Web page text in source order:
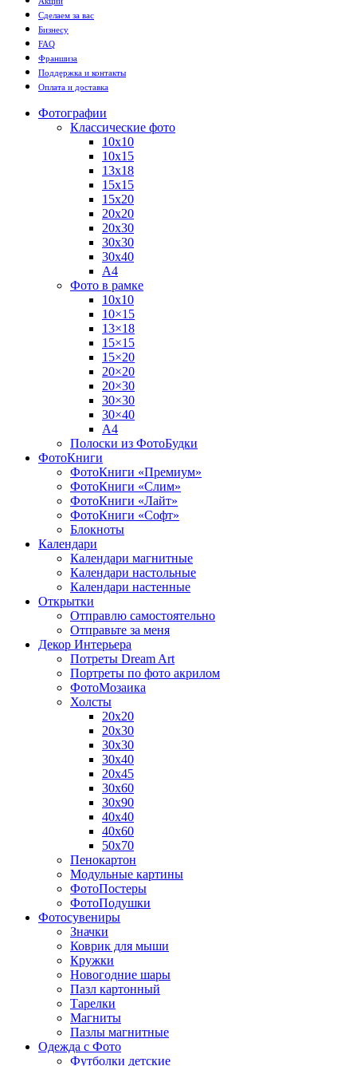
Сделаем за вас
Бизнесу
FAQ
Франшиза
Поддержка и контакты
Оплата и доставка
Фотографии
Классические фото
10х10
10х15
13х18
15х15
15х20
20х20
20х30
30х30
30х40
А4
Фото в рамке
10х10
10×15
13×18
15×15
15×20
20×20
20×30
30×30
30×40
A4
Полоски из ФотоБудки
ФотоКниги
ФотоКниги «Премиум»
ФотоКниги «Слим»
ФотоКниги «Лайт»
ФотоКниги «Софт»
Блокноты
Календари
Календари магнитные
Календари настольные
Календари настенные
Открытки
Отправлю самостоятельно
Отправьте за меня
Декор Интерьера
Потреты Dream Art
Портреты по фото акрилом
ФотоМозаика
Холсты
20х20
20х30
30х30
30х40
20х45
30х60
30х90
40х40
40х60
50х70
Пенокартон
Модульные картины
ФотоПостеры
ФотоПодушки
Фотоcувениры
Значки
Коврик для мыши
Кружки
Новогодние шары
Пазл картонный
Тарелки
Магниты
Пазлы магнитные
Одежда с Фото
Футболки детские